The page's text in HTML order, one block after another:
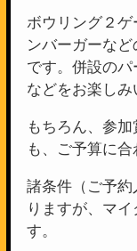
ボウリング２
ンバーガーな
です。併設の
などをお楽しみ
もちろん、参
も、ご予算に合
諸条件（ご予
りますが、マ
す。